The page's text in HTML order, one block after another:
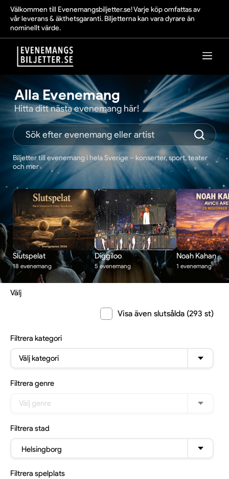
Välkommen till Evenemangsbiljetter.se! Varje köp omfattas av
vår leverans & äkthetsgaranti. Biljetterna kan vara dyrare än
nominellt värde.
Alla Evenemang
Hitta ditt nästa evenemang här!
Biljetter till evenemang i hela Sverige – konserter, sport, teater
och mer
Slutspelat
18 evenemang
Diggiloo
5 evenemang
Noah Kahan
1 evenemang
Välj
Visa även slutsålda (293 st)
Filtrera kategori
Välj kategori
Filtrera genre
Välj genre
Filtrera stad
Helsingborg
Filtrera spelplats